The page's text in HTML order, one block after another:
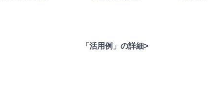
「活用例」の詳細>